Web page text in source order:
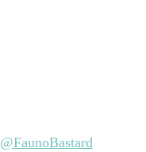
@FaunoBastard